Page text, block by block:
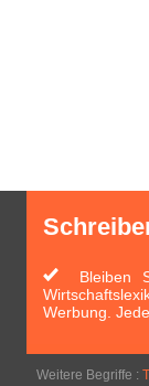
Bleiben
Werbung.
Weitere Begriffe :